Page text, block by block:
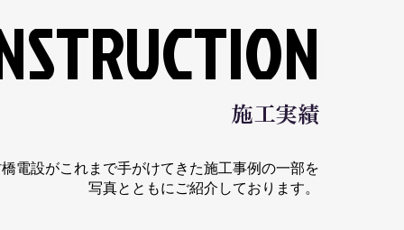
​施工実績
電設がこれまで手がけてきた施工事例の一部を
写真とともにご紹介しております。